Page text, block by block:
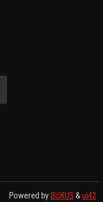
Powered by BUXUS & ui42